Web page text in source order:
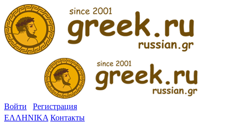
Войти
Регистрация
ΕΛΛΗΝΙΚΑ Контакты